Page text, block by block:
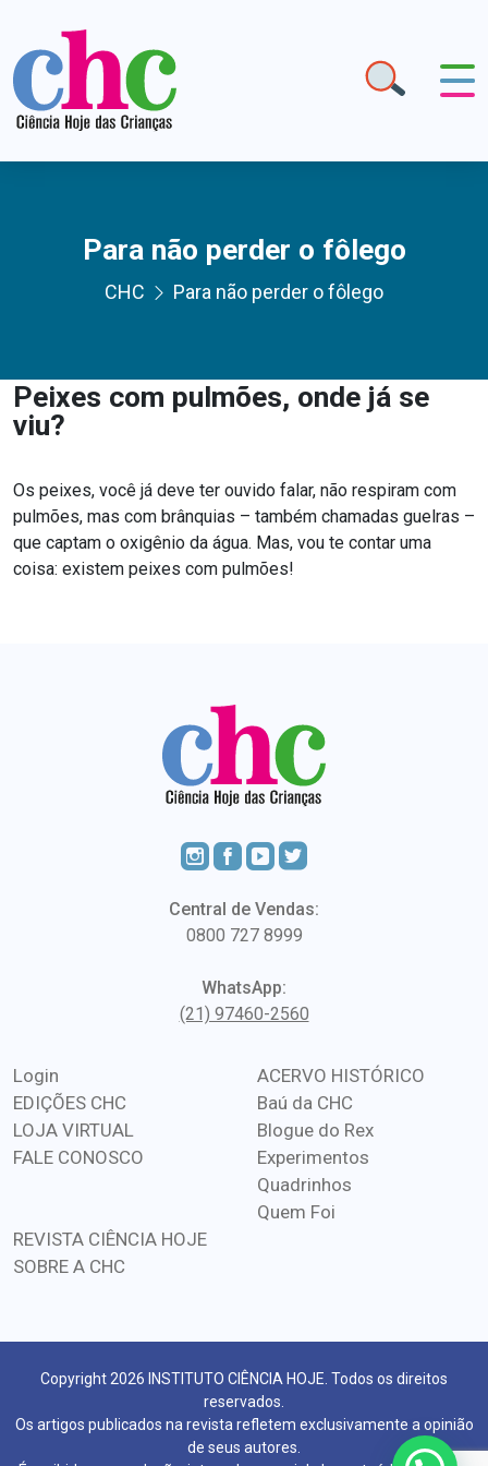
Para não perder o fôlego
CHC Para não perder o fôlego
Peixes com pulmões, onde já se
viu?
Os peixes, você já deve ter ouvido falar, não respiram com
pulmões, mas com brânquias – também chamadas guelras –
que captam o oxigênio da água. Mas, vou te contar uma
coisa: existem peixes com pulmões!
Central de Vendas:
0800 727 8999
WhatsApp:
(21) 97460-2560
Login
EDIÇÕES CHC
LOJA VIRTUAL
FALE CONOSCO
ACERVO HISTÓRICO
Baú da CHC
Blogue do Rex
Experimentos
Quadrinhos
Quem Foi
REVISTA CIÊNCIA HOJE
SOBRE A CHC
Copyright 2026 INSTITUTO CIÊNCIA HOJE. Todos os direitos
reservados.
Os artigos publicados na revista refletem exclusivamente a opinião
de seus autores.